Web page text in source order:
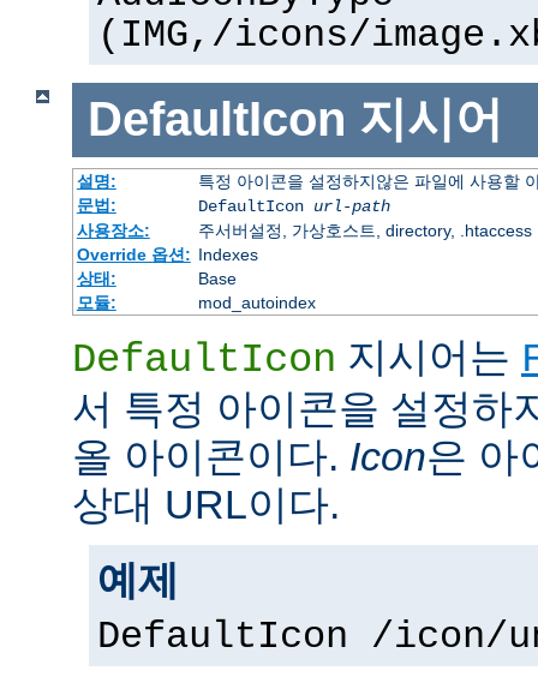
(IMG,/icons/
DefaultIcon 지시어
설명:
특정 아이콘을 설정하지않은 파일에 사용할
문법:
DefaultIcon url-path
사용장소:
주서버설정, 가상호스트, directory, .htaccess
Override 옵션: Indexes
상태:
Base
모듈:
mod_autoindex
DefaultIcon 지시어는
서 특정 아이콘을 설정하
올 아이콘이다. Icon은 아
상대 URL이다.
예제
DefaultIcon /icon/